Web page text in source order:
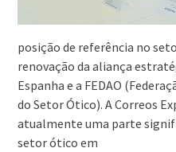
posição de referência no
renovação da aliança
Espanha e a FEDAO
do Setor Ótico). A Correos
atualmente uma parte
setor ótico em